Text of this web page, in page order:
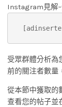
Instagram見解
受眾群體分析為
前的關注者數量
從本節中獲取的
查看您的帖子